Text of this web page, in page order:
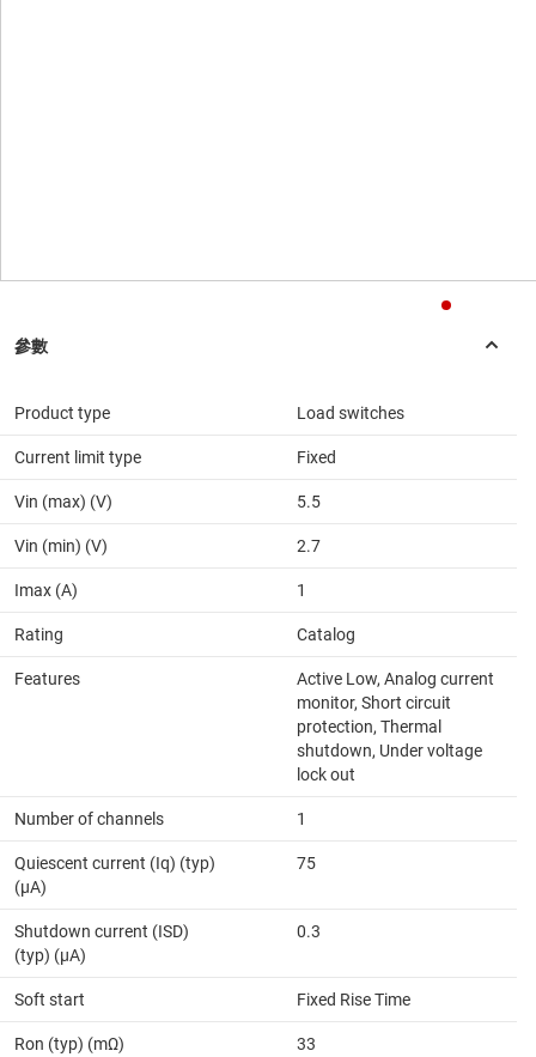
Product type Load switches
Current limit type Fixed
Vin (max) (V) 5.5
Vin (min) (V) 2.7
Imax (A) 1
Rating Catalog
Features
Active Low, Analog current
monitor, Short circuit
protection, Thermal
shutdown, Under voltage
lock out
Number of channels 1
Quiescent current (Iq) (typ)
(µA)
75
Shutdown current (ISD)
(typ) (µA)
0.3
Soft start Fixed Rise Time
Ron (typ) (mΩ) 33